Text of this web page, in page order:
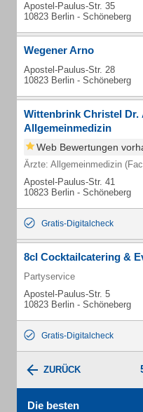
Apostel-Paulus-Str. 35
10823 Berlin - Schöneberg
Wegener Arno
Apostel-Paulus-Str. 28
10823 Berlin - Schöneberg
Wittenbrink Christel
Allgemeinmedizin
Web Bewertungen
Ärzte: Allgemeinmedizin
Apostel-Paulus-Str. 41
10823 Berlin - Schöneberg
Gratis-Digitalcheck
8cl Cocktailcatering &
Partyservice
Apostel-Paulus-Str. 5
10823 Berlin - Schöneberg
Gratis-Digitalcheck
ZURÜCK
Die besten